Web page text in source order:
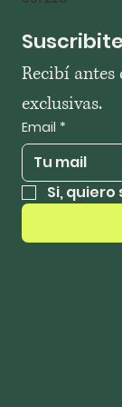
Recibí
exclusivas.
Email *
Si,